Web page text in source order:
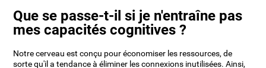
Que se passe-t-il si je n'entraîne pas
mes capacités cognitives ?
Notre cerveau est conçu pour économiser les ressources, de
sorte qu'il a tendance à éliminer les connexions inutilisées. Ainsi,